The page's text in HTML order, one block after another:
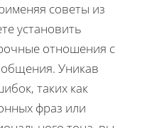
советы из
установить
отношения с
Уникав
таких как
фраз или